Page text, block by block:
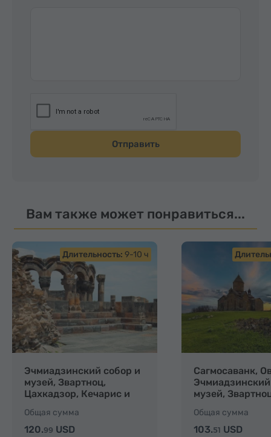
Отправить
Вам также может понравиться...
Длительность: 9-10 ч
Эчмиадзинский собор и
музей, Звартноц,
Цахкадзор, Кечарис и
Общая сумма
120.99 USD
Сагмосаванк,
музей,
Общая сумма
103.51 USD